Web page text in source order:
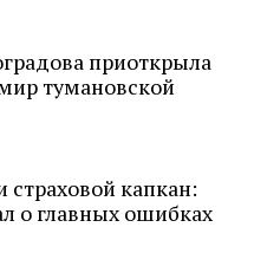
приоткрыла
тумановской
страховой капкан:
о главных ошибках